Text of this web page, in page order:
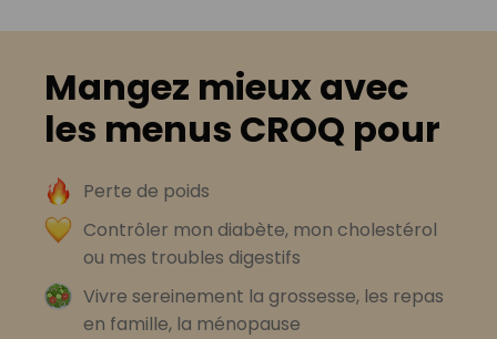
Mangez mieux avec
les menus CROQ pour
Perte de poids
Contrôler mon diabète, mon cholestérol
ou mes troubles digestifs
Vivre sereinement la grossesse, les repas
en famille, la ménopause